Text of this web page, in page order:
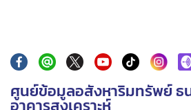
ศูนย์ข้อมูลอสังหาริมทรัพย์ ธ